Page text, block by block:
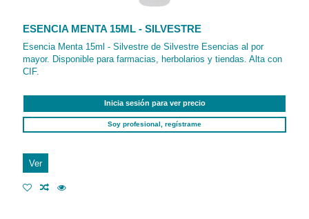
ESENCIA MENTA 15ML - SILVESTRE
Esencia Menta 15ml - Silvestre de Silvestre Esencias al por
mayor. Disponible para farmacias, herbolarios y tiendas. Alta con
CIF.
Inicia sesión para ver precio
Soy profesional, regístrame
Ver